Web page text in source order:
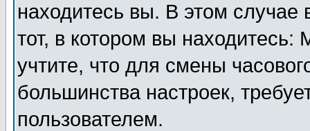
находитесь вы. В этом
тот, в котором вы
учтите, что для смены
большинства настроек,
пользователем.